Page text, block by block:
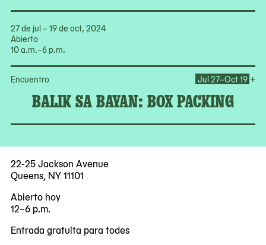
27 de jul – 19 de oct, 2024
Abierto
10 a.m.–6 p.m.
Encuentro
BALIK SA BAYAN: BOX PACKING
Jul 27–Oct 19 +
22-25 Jackson Avenue
Queens, NY 11101
Abierto hoy
12–6 p.m.
Entrada gratuita para todes